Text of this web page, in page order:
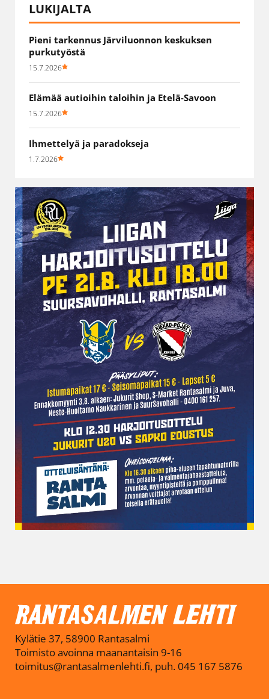
LUKIJALTA
Pieni tarkennus Järviluonnon keskuksen
purkutyöstä
15.7.2026
Elämää autioihin taloihin ja Etelä-Savoon
15.7.2026
Ihmettelyä ja paradokseja
1.7.2026
Kylätie 37, 58900 Rantasalmi
Toimisto avoinna maanantaisin 9-16
toimitus@rantasalmenlehti.fi, puh. 045 167 5876